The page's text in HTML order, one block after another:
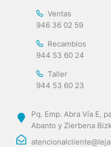
Ventas
946 36 02 59
Recambios
944 53 60 24
Taller
944 53 60 23
Pq. Emp. Abra Vía E,
Abanto y Zierbena